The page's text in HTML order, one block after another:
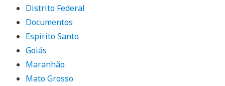
Distrito Federal
Documentos
Espírito Santo
Goiás
Maranhão
Mato Grosso